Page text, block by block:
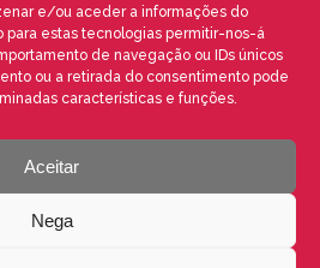
e/ou aceder a informações do
para estas tecnologias permitir-nos-á
de navegação ou IDs únicos
ou a retirada do consentimento pode
características e funções.
Aceitar
Nega
Buonarroti, 39 - 20145 Milano (MI)
website is prohibited without written